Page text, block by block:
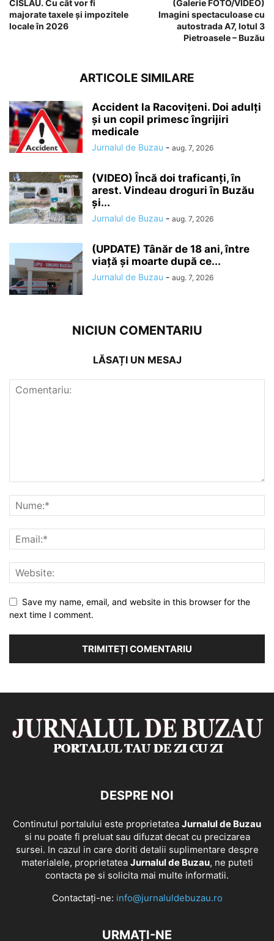
CISLĂU. Cu cât vor fi
majorate taxele și impozitele
locale în 2026
(Galerie FOTO/VIDEO)
Imagini spectaculoase cu
autostrada A7, lotul 3
Pietroasele – Buzău
ARTICOLE SIMILARE
Accident la Racovițeni. Doi adulți
și un copil primesc îngrijiri
medicale
Jurnalul de Buzau - aug. 7, 2026
(VIDEO) Încă doi traficanți, în
arest. Vindeau droguri în Buzău
și...
Jurnalul de Buzau - aug. 7, 2026
(UPDATE) Tânăr de 18 ani, între
viață și moarte după ce...
Jurnalul de Buzau - aug. 7, 2026
NICIUN COMENTARIU
LĂSAȚI UN MESAJ
Save my name, email, and website in this browser for the
next time I comment.
DESPRE NOI
Continutul portalului este proprietatea Jurnalul de Buzau
si nu poate fi preluat sau difuzat decat cu precizarea
sursei. In cazul in care doriti detalii suplimentare despre
materialele, proprietatea Jurnalul de Buzau, ne puteti
contacta pe si solicita mai multe informatii.
Contactați-ne: info@jurnaluldebuzau.ro
URMAȚI-NE